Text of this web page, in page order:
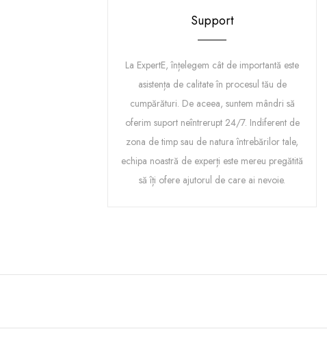
Support
La ExpertE, înțelegem cât de importantă este
asistența de calitate în procesul tău de
cumpărături. De aceea, suntem mândri să
oferim suport neîntrerupt 24/7. Indiferent de
zona de timp sau de natura întrebărilor tale,
echipa noastră de experți este mereu pregătită
să îți ofere ajutorul de care ai nevoie.